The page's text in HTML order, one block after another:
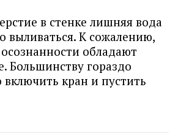
в стенке лишняя вода
выливаться. К сожалению,
обладают
Большинству гораздо
включить кран и пустить